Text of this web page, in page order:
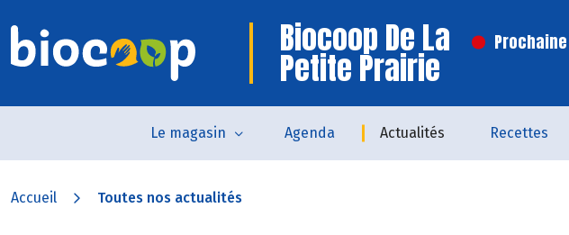
Biocoop De La
Petite Prairie
Le magasin Agenda Actualités Recettes
Accueil Toutes nos actualités